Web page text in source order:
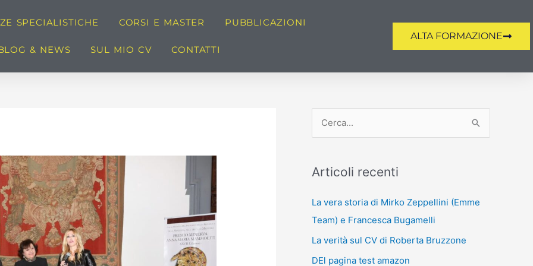
SPECIALISTICHE CORSI E MASTER PUBBLICAZIONI
& NEWS SUL MIO CV CONTATTI
ALTA FORMAZIONE
c
a
:
Articoli recenti
La vera storia di Mirko Zeppellini (Emme
Team) e Francesca Bugamelli
La verità sul CV di Roberta Bruzzone
DEl pagina test amazon